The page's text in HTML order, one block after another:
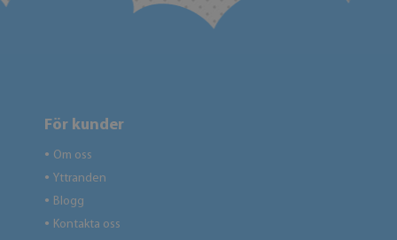
För kunder
● Om oss
● Yttranden
● Blogg
● Kontakta oss